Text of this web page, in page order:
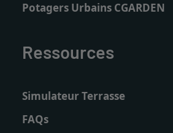
Potagers Urbains CGARDEN
Ressources
Simulateur Terrasse
FAQs